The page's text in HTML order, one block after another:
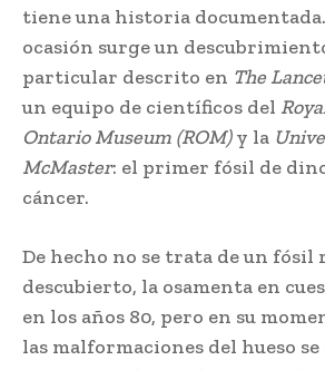
tiene una historia
ocasión surge;un
particular descrito en The
un equipo de científicos del
Ontario;Museum (ROM)y la
McMaster: el primer fósil de
cáncer.
De hecho no se trata de un fósil
descubierto, la osamenta en
en los años 80, pero en su
las malformaciones del hueso se